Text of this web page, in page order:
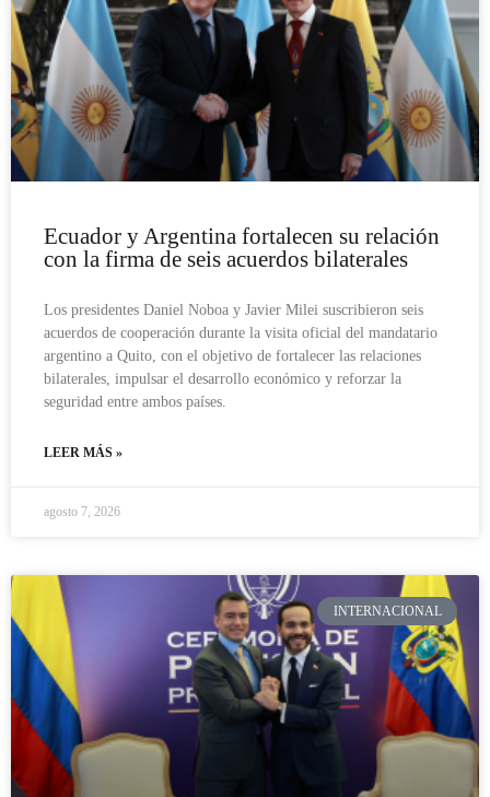
Ecuador y Argentina fortalecen su relación
con la firma de seis acuerdos bilaterales
Los presidentes Daniel Noboa y Javier Milei suscribieron seis
acuerdos de cooperación durante la visita oficial del mandatario
argentino a Quito, con el objetivo de fortalecer las relaciones
bilaterales, impulsar el desarrollo económico y reforzar la
seguridad entre ambos países.
LEER MÁS »
agosto 7, 2026
INTERNACIONAL